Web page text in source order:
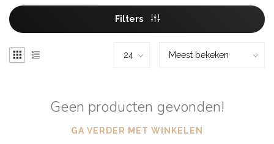
Filters
Geen producten gevonden!
GA VERDER MET WINKELEN